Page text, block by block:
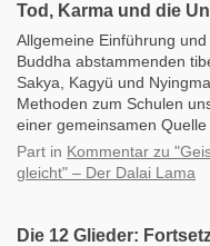
Tod, Karma und die
Allgemeine Einführung
Buddha abstammenden
Sakya, Kagyü und
Methoden zum Schulen
einer gemeinsamen Quelle
Part in Kommentar zu
gleicht" – Der Dalai Lama
Die 12 Glieder: